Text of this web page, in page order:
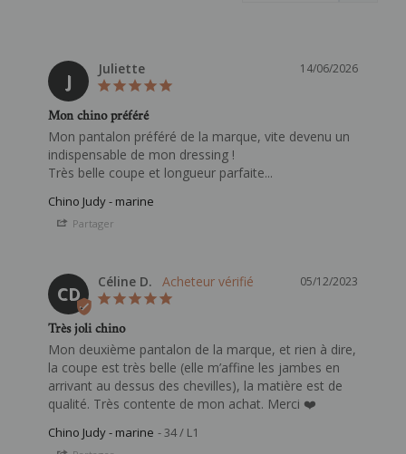
J
14/06/2026
Juliette
Mon chino préféré
Mon pantalon préféré de la marque, vite devenu un
indispensable de mon dressing !
Très belle coupe et longueur parfaite...
Chino Judy - marine
Partager
CD
05/12/2023
Céline D.
Très joli chino
Mon deuxième pantalon de la marque, et rien à dire,
la coupe est très belle (elle m’affine les jambes en
arrivant au dessus des chevilles), la matière est de
Chino Judy - marine 34 / L1